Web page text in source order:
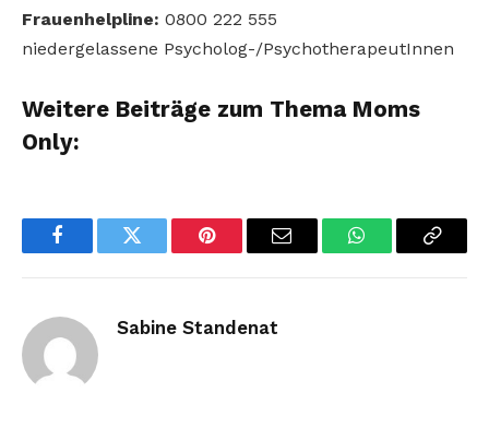
Frauenhelpline: 0800 222 555
niedergelassene Psycholog-/PsychotherapeutInnen
Weitere Beiträge zum Thema Moms
Only:
FacebookTwitter Pinterest Email WhatsAppCopy
Sabine Standenat